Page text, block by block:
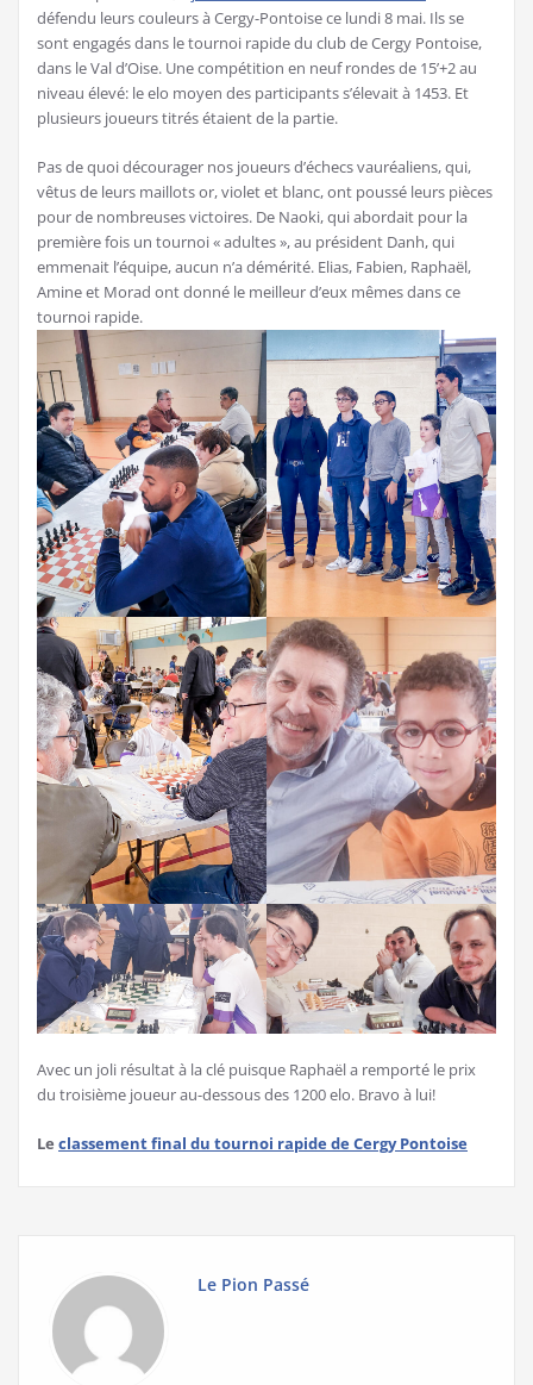
défendu leurs couleurs à Cergy-Pontoise ce lundi 8 mai. Ils se
sont engagés dans le tournoi rapide du club de Cergy Pontoise,
dans le Val d’Oise. Une compétition en neuf rondes de 15’+2 au
niveau élevé: le elo moyen des participants s’élevait à 1453. Et
plusieurs joueurs titrés étaient de la partie.
Pas de quoi décourager nos joueurs d’échecs vauréaliens, qui,
vêtus de leurs maillots or, violet et blanc, ont poussé leurs pièces
pour de nombreuses victoires. De Naoki, qui abordait pour la
première fois un tournoi « adultes », au président Danh, qui
emmenait l’équipe, aucun n’a démérité. Elias, Fabien, Raphaël,
Amine et Morad ont donné le meilleur d’eux mêmes dans ce
tournoi rapide.
Avec un joli résultat à la clé puisque Raphaël a remporté le prix
du troisième joueur au-dessous des 1200 elo. Bravo à lui!
Le classement final du tournoi rapide de Cergy Pontoise
Le Pion Passé